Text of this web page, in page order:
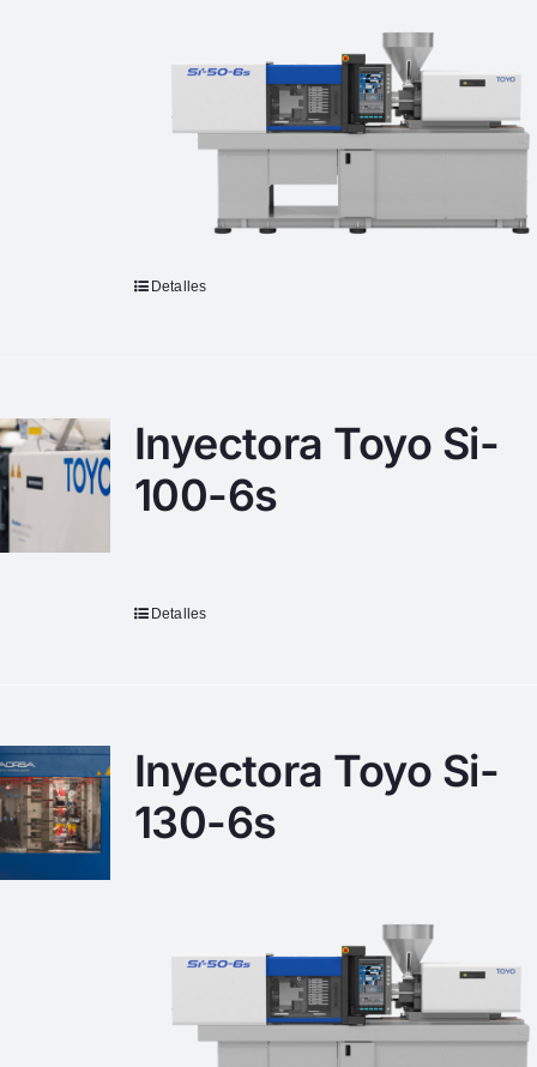
Detalles
Inyectora Toyo Si-
100-6s
Detalles
Inyectora Toyo Si-
130-6s